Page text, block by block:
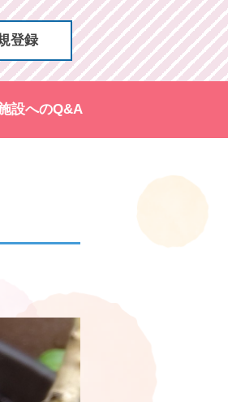
登録
設へのQ&A